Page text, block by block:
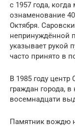
с 1957 года,
ознаменование
Октября.
непринуждённой
указывает рукой
часто принято в
В 1985 году
граждан города,
восемнадцати
Памятник вождю